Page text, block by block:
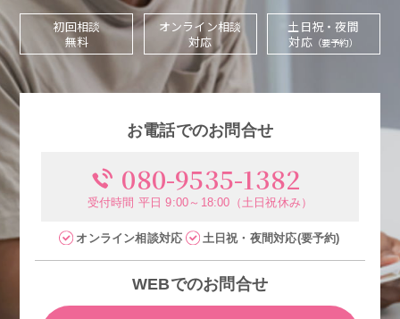
初回相談
無料
オンライン相談
対応
土日祝・夜間
対応（要予約）
お電話でのお問合せ
080-9535-1382
受付時間 平日 9:00～18:00（土日祝休み）
オンライン相談対応 土日祝・夜間対応(要予約)
WEBでのお問合せ